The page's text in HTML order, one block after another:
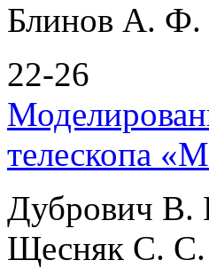
Блинов А. Ф.
22-26
телескопа
Дубрович В.
Щесняк С. С.